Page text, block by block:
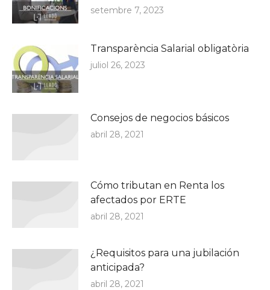
setembre 7, 2023
Transparència Salarial obligatòria
juliol 26, 2023
Consejos de negocios básicos
abril 28, 2021
Cómo tributan en Renta los
afectados por ERTE
abril 28, 2021
¿Requisitos para una jubilación
anticipada?
abril 28, 2021